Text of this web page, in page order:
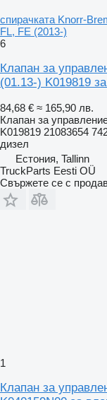
спирачката Knorr-
FL, FE (2013-)
6
Клапан за
(01.13-) K019819
84,68 € ≈ 165,90 лв.
Клапан за
K019819 21083654
дизел
Естония, Tallinn
TruckParts Eesti OÜ
Свържете се с
1
Клапан за